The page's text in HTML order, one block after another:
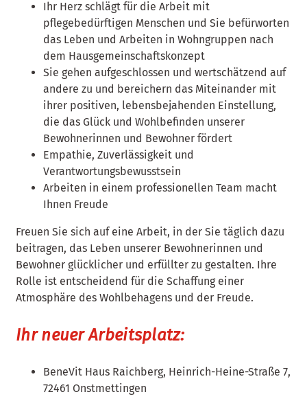
Ihr Herz schlägt für die Arbeit mit
pflegebedürftigen Menschen und Sie befürworten
das Leben und Arbeiten in Wohngruppen nach
dem Hausgemeinschaftskonzept
Sie gehen aufgeschlossen und wertschätzend auf
andere zu und bereichern das Miteinander mit
ihrer positiven, lebensbejahenden Einstellung,
die das Glück und Wohlbefinden unserer
Bewohnerinnen und Bewohner fördert
Empathie, Zuverlässigkeit und
Verantwortungsbewusstsein
Arbeiten in einem professionellen Team macht
Ihnen Freude
Freuen Sie sich auf eine Arbeit, in der Sie täglich dazu
beitragen, das Leben unserer Bewohnerinnen und
Bewohner glücklicher und erfüllter zu gestalten. Ihre
Rolle ist entscheidend für die Schaffung einer
Atmosphäre des Wohlbehagens und der Freude.
Ihr neuer Arbeitsplatz:
BeneVit Haus Raichberg, Heinrich-Heine-Straße 7,
72461 Onstmettingen